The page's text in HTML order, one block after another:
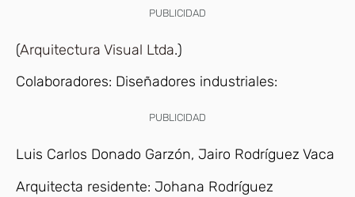
PUBLICIDAD
(Arquitectura Visual Ltda.)
Colaboradores: Diseñadores industriales:
PUBLICIDAD
Luis Carlos Donado Garzón, Jairo Rodríguez Vaca
Arquitecta residente: Johana Rodríguez